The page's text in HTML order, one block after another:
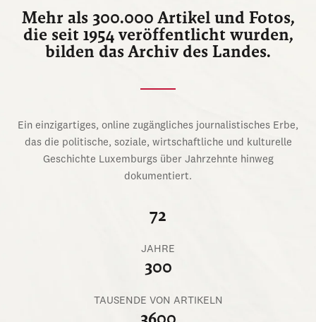
Mehr als 300.000 Artikel und Fotos,
die seit 1954 veröffentlicht wurden,
bilden das Archiv des Landes.
Ein einzigartiges, online zugängliches journalistisches Erbe,
das die politische, soziale, wirtschaftliche und kulturelle
Geschichte Luxemburgs über Jahrzehnte hinweg
dokumentiert.
72
JAHRE
300
TAUSENDE VON ARTIKELN
3600